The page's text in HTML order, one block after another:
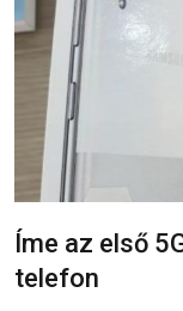
Íme az első
telefon